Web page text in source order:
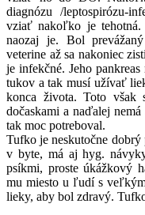
diagnózu /leptospirózu-
vziať nakoľko je
naozaj je. Bol
veterine až sa nakoniec
je infekčné. Jeho
tukov a tak musí užívať
konca života. Toto však
dočaskami a naďalej
tak moc potreboval.
Tufko je neskutočne
v byte, má aj hyg.
psíkmi, proste úkážkový
mu miesto u ľudí s
lieky, aby bol zdravý.